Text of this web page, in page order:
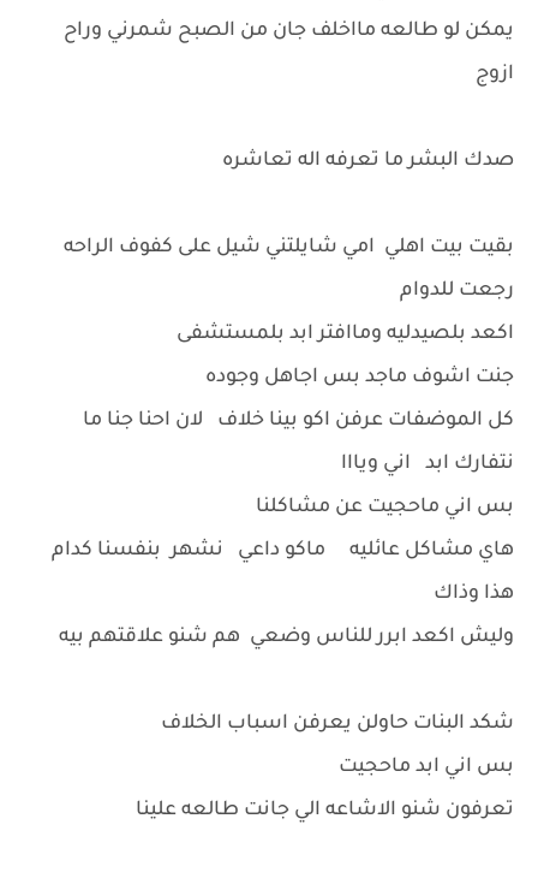
يمكن لو طالعه مااخلف جان من الصبح شمرني وراح
ازوج
صدك البشر ما تعرفه اله تعاشره
بقيت بيت اهلي امي شايلتني شيل على كفوف الراحه
رجعت للدوام
اكعد بلصيدليه وماافتر ابد بلمستشفى
جنت اشوف ماجد بس اجاهل وجوده
كل الموضفات عرفن اكو بينا خلاف لان احنا جنا ما
نتفارك ابد اني ويااا
بس اني ماحجيت عن مشاكلنا
هاي مشاكل عائليه ماكو داعي نشهر بنفسنا كدام
هذا وذاك
وليش اكعد ابرر للناس وضعي هم شنو علاقتهم بيه
شكد البنات حاولن يعرفن اسباب الخلاف
بس اني ابد ماحجيت
تعرفون شنو الاشاعه الي جانت طالعه علينا